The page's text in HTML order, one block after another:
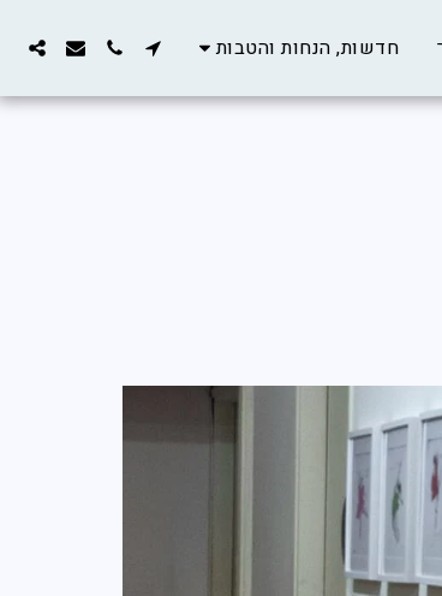
חדשות, הנחות והטבות